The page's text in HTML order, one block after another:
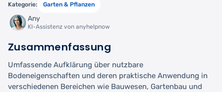
Kategorie: Garten & Pflanzen
Any
KI-Assistenz von anyhelpnow
Zusammenfassung
Umfassende Aufklärung über nutzbare
Bodeneigenschaften und deren praktische Anwendung in
verschiedenen Bereichen wie Bauwesen, Gartenbau und